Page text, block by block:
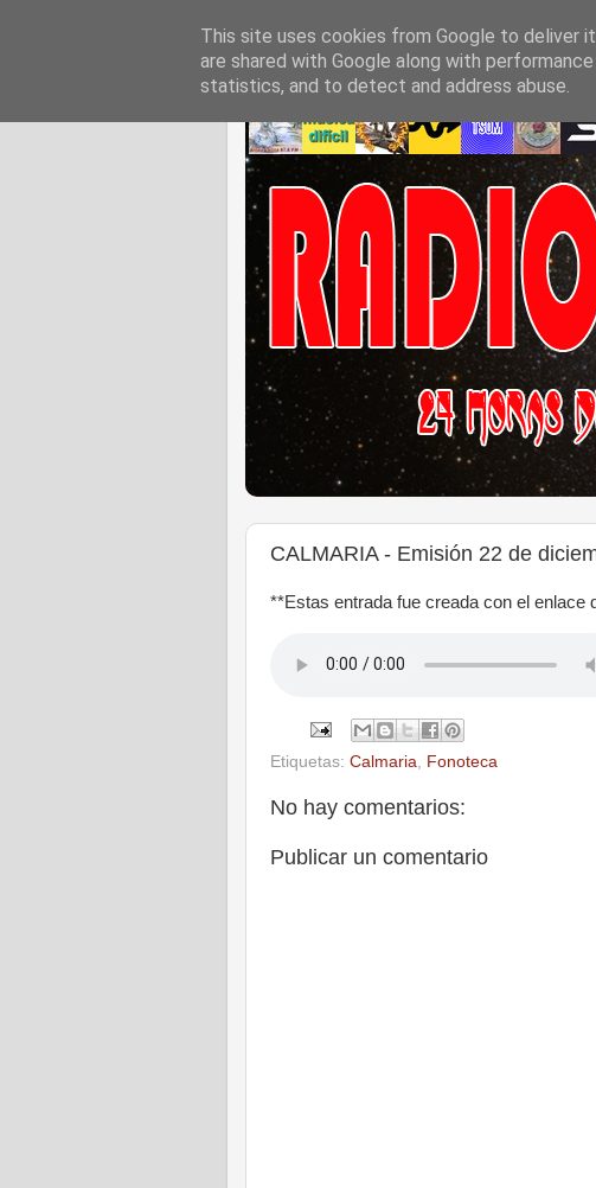
CALMARIA - Emisión 22 de
**Estas entrada fue creada con el
Etiquetas: Calmaria, Fonoteca
No hay comentarios:
Publicar un comentario
This site uses cookies from Google to deliver
are shared with Google along with
statistics, and to detect and address abuse.